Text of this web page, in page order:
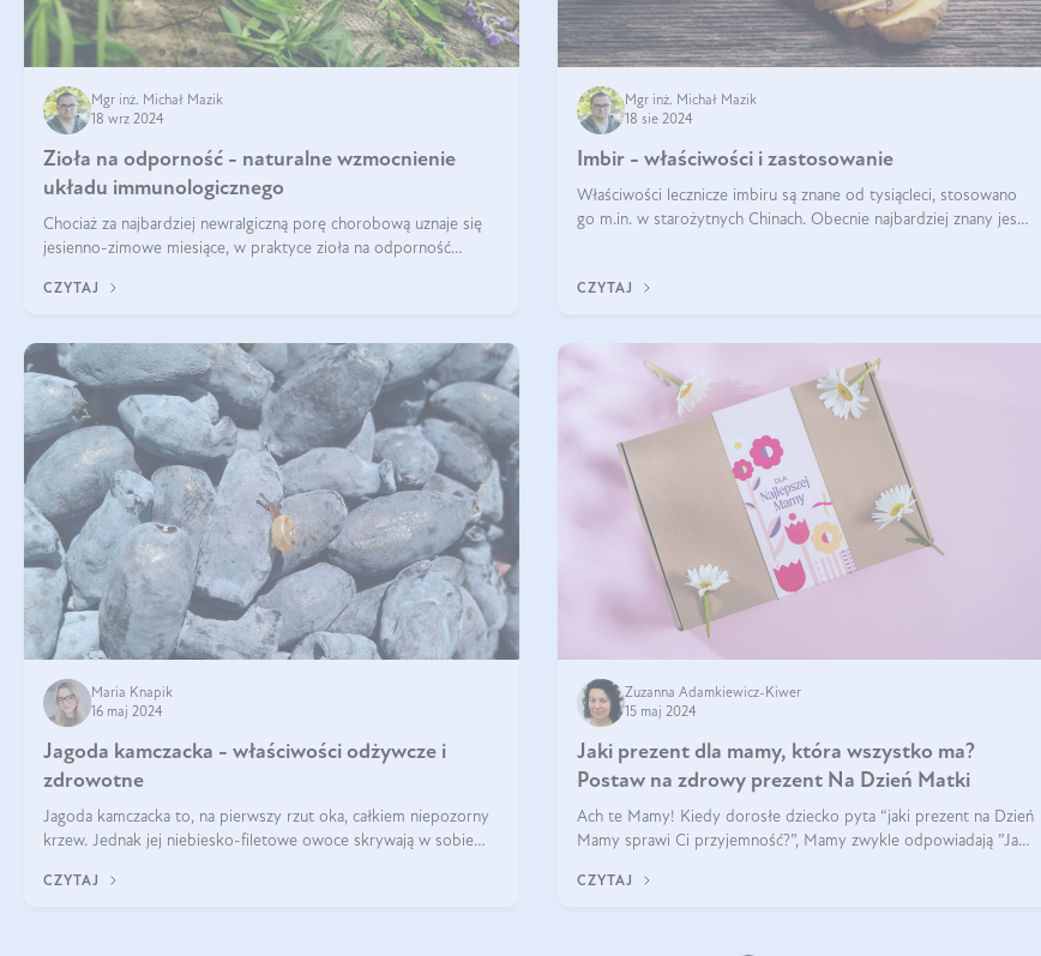
Mgr inż. Michał Mazik
18 wrz 2024
Zioła na odporność - naturalne wzmocnienie
układu immunologicznego
Chociaż za najbardziej newralgiczną porę chorobową uznaje się
jesienno-zimowe miesiące, w praktyce zioła na odporność
regularność w połąc
CZYTAJ
Mgr inż. Michał Mazik
18 sie 2024
Imbir - właściwości i zastosowanie
Właściwości lecznicze imbiru są znane od tysiącleci, stosowano
go m.in. w starożytnych Chinach. Obecnie najbardziej znany jest
CZYTAJ
Maria Knapik
16 maj 2024
Jagoda kamczacka - właściwości odżywcze i
zdrowotne
Jagoda kamczacka to, na pierwszy rzut oka, całkiem niepozorny
krzew. Jednak jej niebiesko-filetowe owoce skrywają w sobie
w tym wpisie!
CZYTAJ
Zuzanna Adamkiewicz-Kiwer
15 maj 2024
Jaki prezent dla mamy, która wszystko ma?
Postaw na zdrowy prezent Na Dzień Matki
Ach te Mamy! Kiedy dorosłe dziecko pyta “jaki prezent na Dzień
Mamy sprawi Ci przyjemność?”, Mamy zwykle odpowiadają ”Ja
prezent na Dzień Ma
CZYTAJ